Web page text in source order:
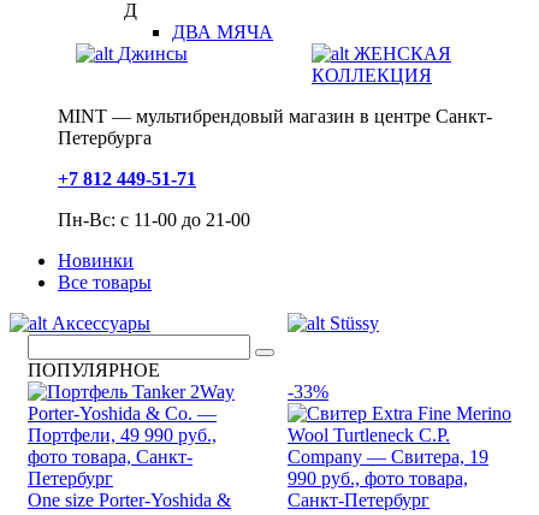
Д
ДВА МЯЧА
Джинсы
ЖЕНСКАЯ
КОЛЛЕКЦИЯ
MINT — мультибрендовый магазин в центре Санкт-
Петербурга
+7 812 449-51-71
Пн-Вс: с 11-00 до 21-00
Новинки
Все товары
Аксессуары
Stüssy
ПОПУЛЯРНОЕ
One size Porter-Yoshida &
-33%